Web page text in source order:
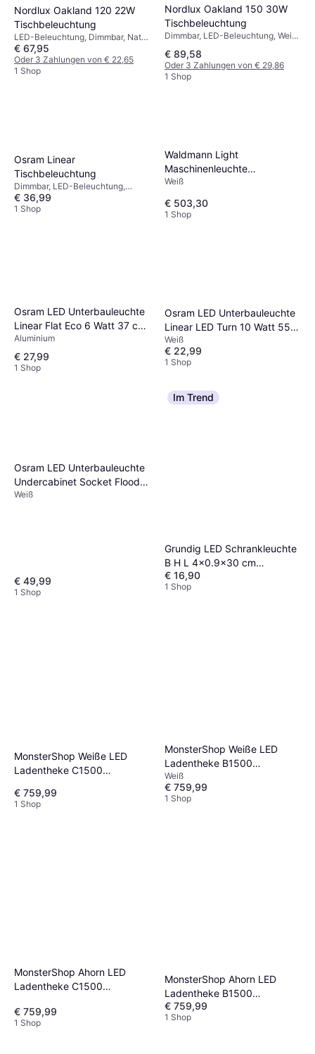
LED-Beleuchtung, Grau, Silber, IP-
Schutzart: IP20
€ 31,96
2 Shops
Nordlux Oakland 120 22W
Tischbeleuchtung
LED-Beleuchtung, Dimmbar, Natur,
Weiß, Holz, Kunststoff, IP-
Schutzart: IP65
€ 67,95
Oder 3 Zahlungen von € 22,65
1 Shop
Nordlux Oakland 150 30W
Tischbeleuchtung
Dimmbar, LED-Beleuchtung, Weiß,
IP65
€ 89,58
Oder 3 Zahlungen von € 29,86
1 Shop
Osram Linear
Tischbeleuchtung
Dimmbar, LED-Beleuchtung,
Aluminium, Grau, Weiß, Silber,
Aluminium, Metall, IP-Schutzart:
€ 36,99
1 Shop
Waldmann Light
Maschinenleuchte
113125000-00612844
Tischbeleuchtung
Weiß
€ 503,30
1 Shop
Osram LED Unterbauleuchte
Linear Flat Eco 6 Watt 37 cm
Weiß Tischbeleuchtung
Aluminium
€ 27,99
1 Shop
Osram LED Unterbauleuchte
Linear LED Turn 10 Watt 55.7
cm Tischbeleuchtung
Weiß
€ 22,99
1 Shop
Osram LED Unterbauleuchte
Undercabinet Socket Flood
10 Watt Tischbeleuchtung
Weiß
€ 49,99
1 Shop
Im Trend
Grundig LED Schrankleuchte
B H L 4x0.9x30 cm
Tischbeleuchtung
€ 16,90
1 Shop
MonsterShop Weiße LED
Ladentheke C1500
€ 759,99
1 Shop
MonsterShop Weiße LED
Ladentheke B1500
Tischbeleuchtung
Weiß
€ 759,99
1 Shop
MonsterShop Ahorn LED
Ladentheke C1500
€ 759,99
1 Shop
MonsterShop Ahorn LED
Ladentheke B1500
Tischbeleuchtung
€ 759,99
1 Shop